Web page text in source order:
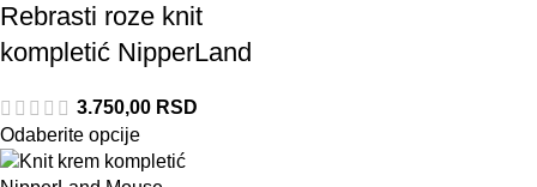
Rebrasti roze knit
kompletić NipperLand
3.750,00 RSD
Odaberite opcije